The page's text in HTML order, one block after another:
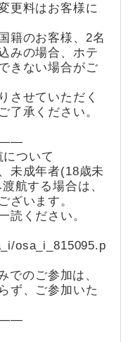
更料はお客様に
籍のお客様、2名
みの場合、ホテ
きない場合がご
させていただく
了承ください。
ついて
未成年者(18歳未
航する場合は、
ざいます。
読ください。
osa_i_815095.p
のご参加は、
ず、ご参加いた